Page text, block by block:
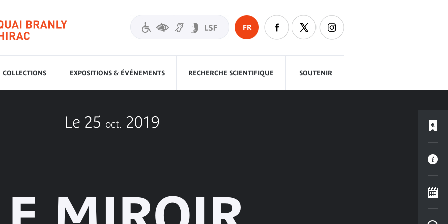
FR
COLLECTIONS EXPOSITIONS & ÉVÉNEMENTS RECHERCHE SCIENTIFIQUE SOUTENIR
Le 25 oct. 2019